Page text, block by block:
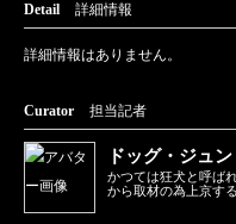
Detail 詳細情報
詳細情報はありません。
Curator 担当記者
ドッグ・ジュン
かつては狂犬と呼ば
から取材の為上京す